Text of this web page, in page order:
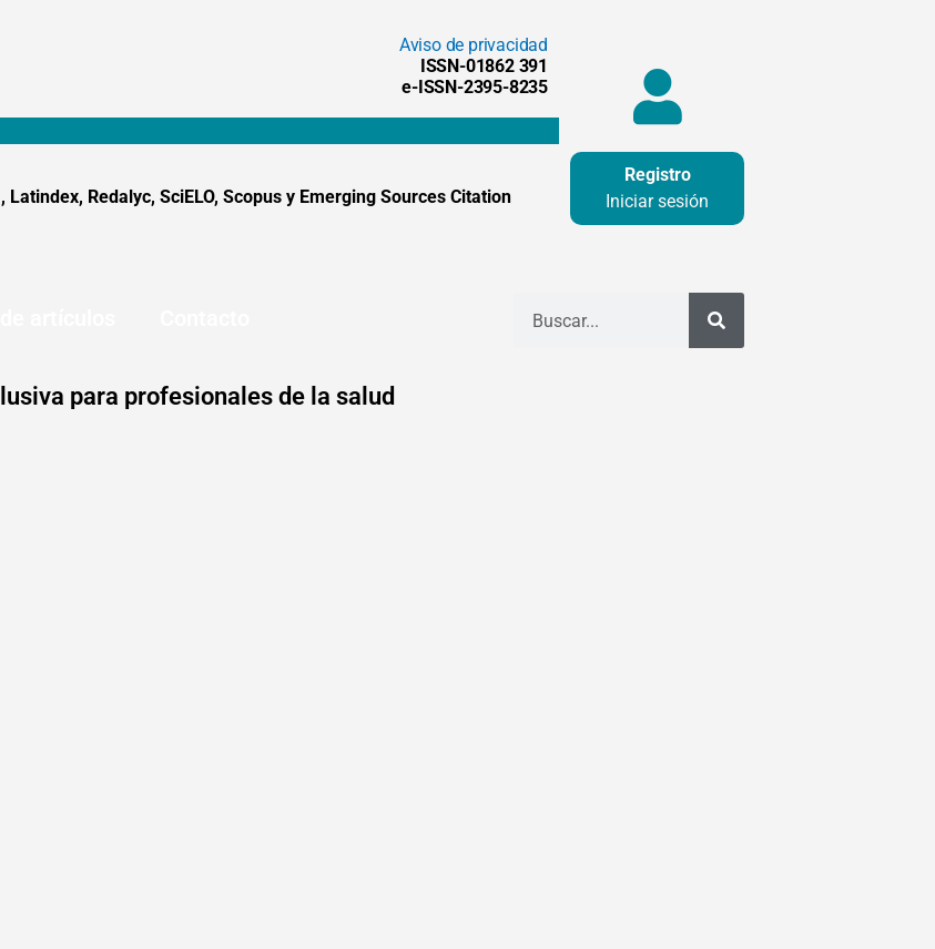
Aviso de privacidad
ISSN-01862 391
e-ISSN-2395-8235
Redalyc, SciELO, Scopus y Emerging Sources Citation
Registro
Iniciar sesión
para profesionales de la salud